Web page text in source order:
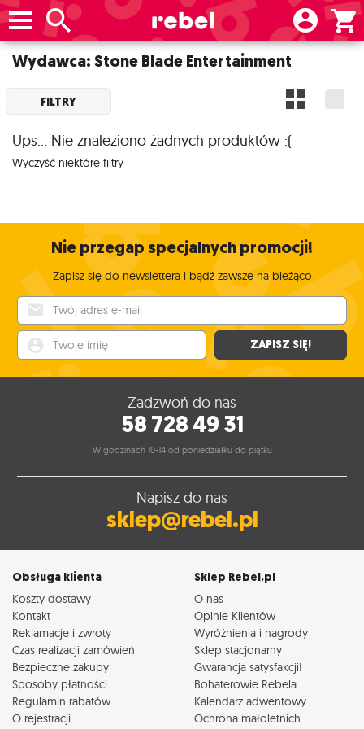
Wydawca: Stone Blade Entertainment
FILTRY
Ups... Nie znaleziono żadnych produktów :(
Wyczyść niektóre filtry
Nie przegap specjalnych promocji!
Zapisz się do newslettera i bądź zawsze na bieżąco
ZAPISZ SIĘ!
Zadzwoń do nas
58 728 49 31
W godzinach 10-14 od poniedziałku do piątku
Napisz do nas
sklep@rebel.pl
Obsługa klienta
Koszty dostawy
Kontakt
Reklamacje i zwroty
Czas realizacji zamówień
Bezpieczne zakupy
Sposoby płatności
Regulamin rabatów
O rejestracji
Sklep Rebel.pl
O nas
Opinie Klientów
Wyróżnienia i nagrody
Sklep stacjonarny
Gwarancja satysfakcji!
Bohaterowie Rebela
Kalendarz adwentowy
Ochrona małoletnich